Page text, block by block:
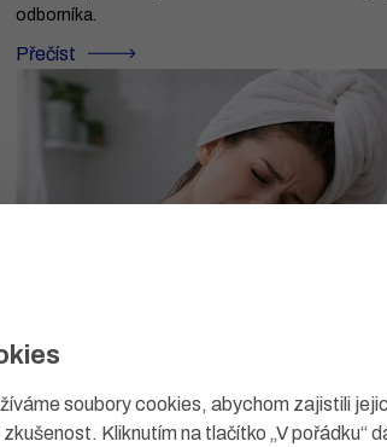
soubory cookies, abychom zajistili
Kliknutím na tlačítko „V pořádku“
odborníka.
Přečíst
Voda v uchu: co dělat, když
a kdy k lékaři